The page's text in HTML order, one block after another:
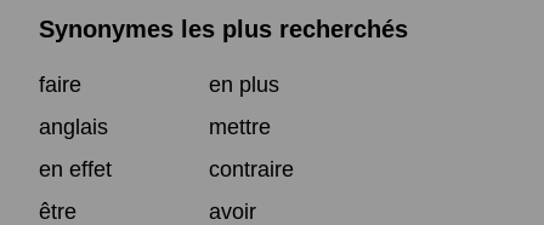
Synonymes les plus recherchés
faire
en plus
anglais
mettre
en effet
contraire
être
avoir